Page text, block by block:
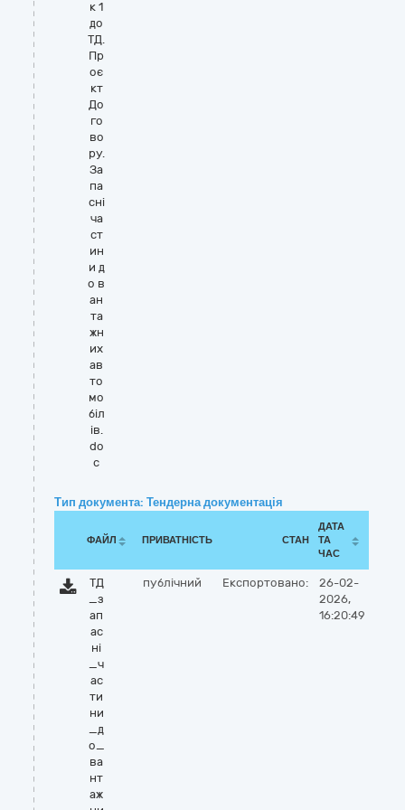
к 1
до
ТД.
Пр
оє
кт
До
го
во
ру.
За
па
сні
ча
ст
ин
и д
о в
ан
та
жн
их
ав
то
мо
біл
ів.
do
c
Тип документа: Тендерна документація
ФАЙЛ ПРИВАТНІСТЬ СТАН
ДАТА
ТА
ЧАС
ТД
_з
ап
ас
ні
_ч
ас
ти
ни
_д
о_
ва
нт
аж
публічний Експортовано:
26-02-
2026,
16:20:49